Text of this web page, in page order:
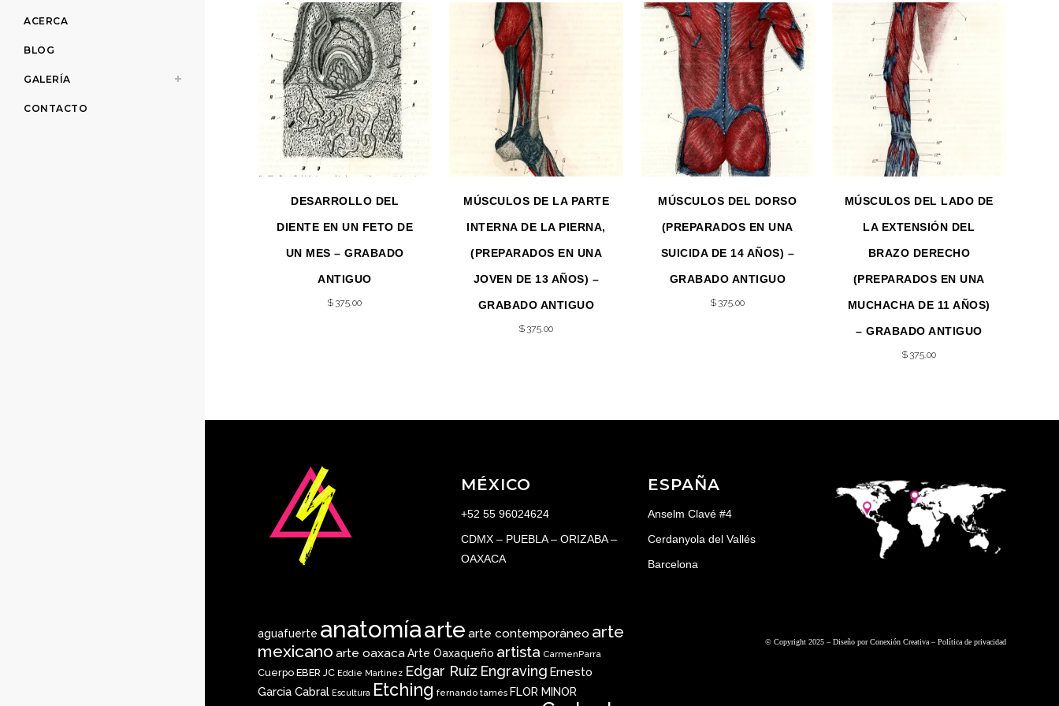
ACERCA
BLOG
GALERÍA
CONTACTO
DESARROLLO DEL
DIENTE EN UN FETO DE
UN MES – GRABADO
ANTIGUO
$ 375.00
MÚSCULOS DE LA PARTE
INTERNA DE LA PIERNA,
(PREPARADOS EN UNA
JOVEN DE 13 AÑOS) –
GRABADO ANTIGUO
$ 375.00
MÚSCULOS DEL DORSO
(PREPARADOS EN UNA
SUICIDA DE 14 AÑOS) –
GRABADO ANTIGUO
$ 375.00
MÚSCULOS DEL LADO DE
LA EXTENSIÓN DEL
BRAZO DERECHO
(PREPARADOS EN UNA
MUCHACHA DE 11 AÑOS)
– GRABADO ANTIGUO
$ 375.00
MÉXICO
+52 55 96024624
CDMX – PUEBLA – ORIZABA –
OAXACA
ESPAÑA
Anselm Clavé #4
Cerdanyola del Vallés
Barcelona
aguafuerte anatomíaarte arte contemporáneo arte
mexicano arte oaxacaArte Oaxaqueño artista CarmenParra
Cuerpo EBER JC Eddie Martinez Edgar Ruíz Engraving Ernesto
Garcia Cabral Escultura Etching fernando tamés FLOR MINOR
© Copyright 2025 – Diseño porConexión Creativa– Política de privacidad